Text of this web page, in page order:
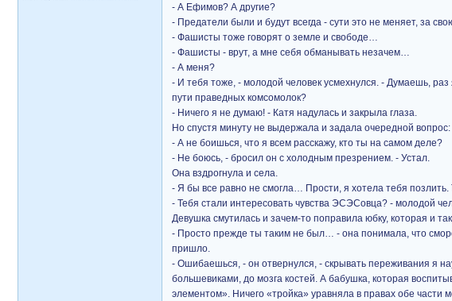
- А Ефимов? А другие?
- Предатели были и будут всегда - сути это не меняет, за
- Фашисты тоже говорят о земле и свободе…
- Фашисты - врут, а мне себя обманывать незачем…
- А меня?
- И тебя тоже, - молодой человек усмехнулся. - Думаешь,
пути праведных комсомолок?
- Ничего я не думаю! - Катя надулась и закрыла глаза.
Но спустя минуту не выдержала и задала очередной вопрос:
- А не боишься, что я всем расскажу, кто ты на самом деле?
- Не боюсь, - бросил он с холодным презрением. - Устал.
Она вздрогнула и села.
- Я бы все равно не смогла… Прости, я хотела тебя позлить.
- Тебя стали интересовать чувства ЭСЭСовца? - молодой
Девушка смутилась и зачем-то поправила юбку, которая и
- Просто прежде ты таким не был… - она понимала, что
пришло.
- Ошибаешься, - он отвернулся, - скрывать переживания я
большевиками, до мозга костей. А бабушка, которая
элементом». Ничего «тройка» уравняла в правах обе части